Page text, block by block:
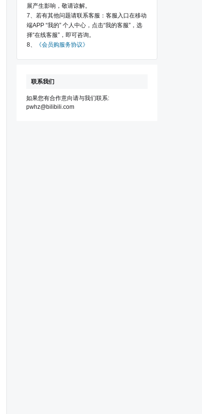
展产生影响，敬请谅解。
7、若有其他问题请联系客服：客服入口在移动
端APP “我的” 个人中心，点击“我的客服”，选
择“在线客服”，即可咨询。
8、
《会员购服务协议》
联系我们
如果您有合作意向请与我们联系:
pwhz@bilibili.com